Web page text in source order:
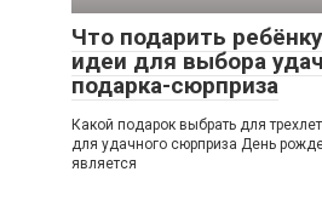
Что подарить
идеи для выбора
подарка-сюрприза
Какой подарок выбрать для
для удачного сюрприза День
является